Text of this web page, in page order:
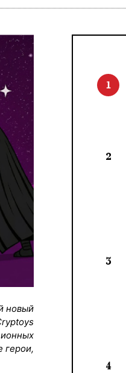
новый
герои,
1
2
3
4